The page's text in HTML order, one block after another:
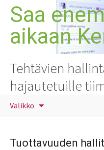
Siirry
sisältöön
Saa
aikaan
Tehtävien
hajautetuille
Valikko
Tuottavuuden